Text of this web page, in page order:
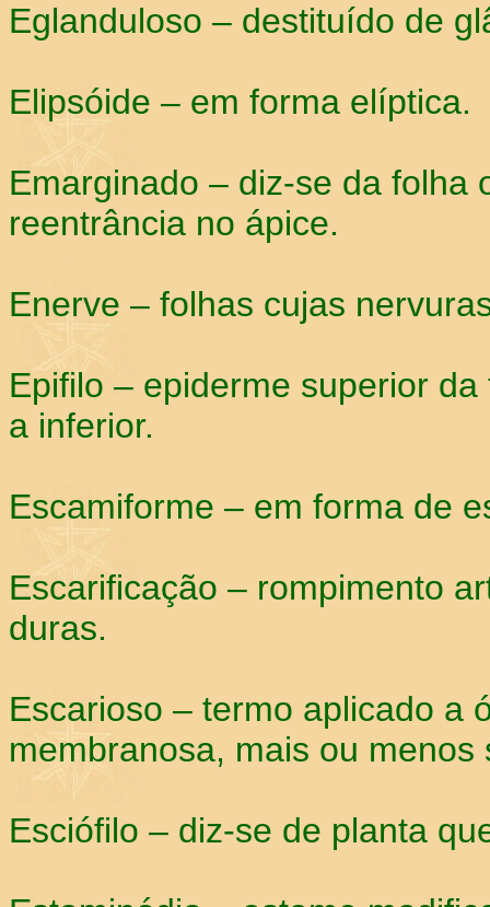
Eglanduloso – destituído de
Elipsóide – em forma elíptica.
Emarginado – diz-se da folha
reentrância no ápice.
Enerve – folhas cujas
Epifilo – epiderme superior
a inferior.
Escamiforme – em forma de
Escarificação – rompimento
duras.
Escarioso – termo aplicado a
membranosa, mais ou
Esciófilo – diz-se de planta